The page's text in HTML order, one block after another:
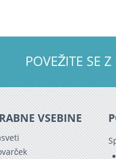
POVEŽITE SE
VSEBINE